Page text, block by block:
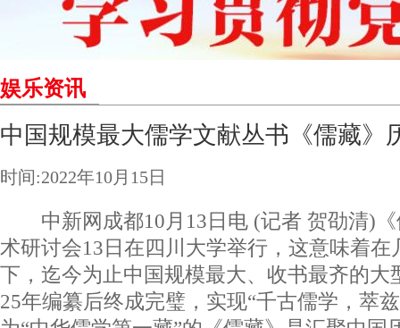
娱乐资讯
中国规模最大儒学文献丛书《儒藏》
时间:2022年10月15日
中新网成都10月13日电 (记者 贺劭清)《
术研讨会13日在四川大学举行，这意味着
下，迄今为止中国规模最大、收书最齐的大
25年编纂后终成完璧，实现“千古儒学，